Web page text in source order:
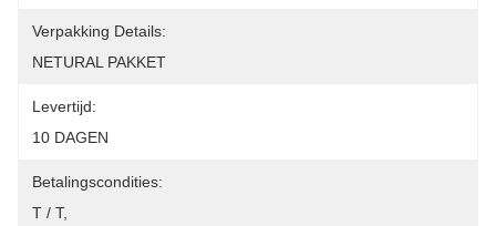
Verpakking Details:
NETURAL PAKKET
Levertijd:
10 DAGEN
Betalingscondities:
T / T,